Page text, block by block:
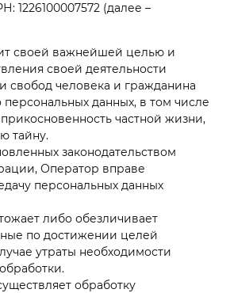
1226100007572 (далее –
своей важнейшей целью и
своей деятельности
свобод человека и гражданина
персональных данных, в том числе
частной жизни,
тайну.
законодательством
Оператор вправе
персональных данных
либо обезличивает
по достижении целей
утраты необходимости
обработку